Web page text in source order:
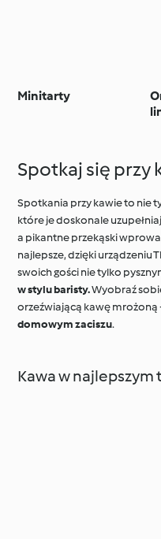
Minitarty
Spotkaj się przy
Spotkania przy kawie to nie
które je doskonale
a pikantne przekąski
najlepsze, dzięki urządzeniu
swoich gości nie tylko
w stylu baristy.Wyobraź
orzeźwiającą kawę
domowym zaciszu.
Kawa w najlepszym